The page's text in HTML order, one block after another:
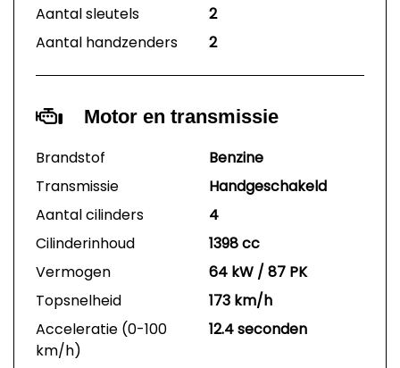
Aantal sleutels
2
Aantal handzenders
2
Motor en transmissie
Brandstof
Benzine
Transmissie
Handgeschakeld
Aantal cilinders
4
Cilinderinhoud
1398 cc
Vermogen
64 kW / 87 PK
Topsnelheid
173 km/h
Acceleratie (0-100
km/h)
12.4 seconden